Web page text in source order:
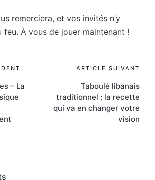
remerciera, et vos invités n’y
feu. À vous de jouer maintenant !
– La
ARTICLE SUIVANT
Taboulé libanais
traditionnel : la recette
qui va en changer votre
vision